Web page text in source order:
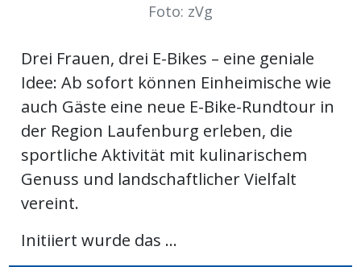
Foto: zVg
Drei Frauen, drei E-Bikes – eine geniale
Idee: Ab sofort können Einheimische wie
auch Gäste eine neue E-Bike-Rundtour in
der Region Laufenburg erleben, die
sportliche Aktivität mit kulinarischem
Genuss und landschaftlicher Vielfalt
vereint.
Initiiert wurde das ...